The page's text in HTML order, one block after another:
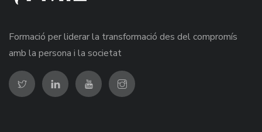
Formació per liderar la transformació des del compromís
amb la persona i la societat